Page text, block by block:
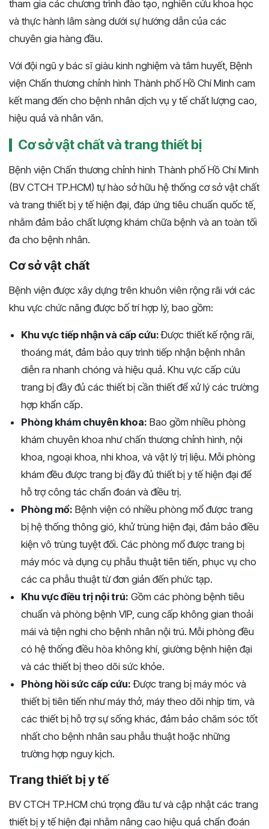
tham gia các chương trình đào tạo, nghiên cứu khoa học
và thực hành lâm sàng dưới sự hướng dẫn của các
chuyên gia hàng đầu.
Với đội ngũ y bác sĩ giàu kinh nghiệm và tâm huyết, Bệnh
viện Chấn thương chỉnh hình Thành phố Hồ Chí Minh cam
kết mang đến cho bệnh nhân dịch vụ y tế chất lượng cao,
hiệu quả và nhân văn.
Cơ sở vật chất và trang thiết bị
Bệnh viện Chấn thương chỉnh hình Thành phố Hồ Chí Minh
(BV CTCH TP.HCM) tự hào sở hữu hệ thống cơ sở vật chất
và trang thiết bị y tế hiện đại, đáp ứng tiêu chuẩn quốc tế,
nhằm đảm bảo chất lượng khám chữa bệnh và an toàn tối
đa cho bệnh nhân.
Cơ sở vật chất
Bệnh viện được xây dựng trên khuôn viên rộng rãi với các
khu vực chức năng được bố trí hợp lý, bao gồm:
Khu vực tiếp nhận và cấp cứu:Được thiết kế rộng rãi,
thoáng mát, đảm bảo quy trình tiếp nhận bệnh nhân
diễn ra nhanh chóng và hiệu quả. Khu vực cấp cứu
trang bị đầy đủ các thiết bị cần thiết để xử lý các trường
hợp khẩn cấp.
Phòng khám chuyên khoa: Bao gồm nhiều phòng
khám chuyên khoa như chấn thương chỉnh hình, nội
khoa, ngoại khoa, nhi khoa, và vật lý trị liệu. Mỗi phòng
khám đều được trang bị đầy đủ thiết bị y tế hiện đại để
hỗ trợ công tác chẩn đoán và điều trị.
Phòng mổ: Bệnh viện có nhiều phòng mổ được trang
bị hệ thống thông gió, khử trùng hiện đại, đảm bảo điều
kiện vô trùng tuyệt đối. Các phòng mổ được trang bị
máy móc và dụng cụ phẫu thuật tiên tiến, phục vụ cho
các ca phẫu thuật từ đơn giản đến phức tạp.
Khu vực điều trị nội trú: Gồm các phòng bệnh tiêu
chuẩn và phòng bệnh VIP, cung cấp không gian thoải
mái và tiện nghi cho bệnh nhân nội trú. Mỗi phòng đều
có hệ thống điều hòa không khí, giường bệnh hiện đại
và các thiết bị theo dõi sức khỏe.
Phòng hồi sức cấp cứu: Được trang bị máy móc và
thiết bị tiên tiến như máy thở, máy theo dõi nhịp tim, và
các thiết bị hỗ trợ sự sống khác, đảm bảo chăm sóc tốt
nhất cho bệnh nhân sau phẫu thuật hoặc những
trường hợp nguy kịch.
Trang thiết bị y tế
BV CTCH TP.HCM chú trọng đầu tư và cập nhật các trang
thiết bị y tế hiện đại nhằm nâng cao hiệu quả chẩn đoán